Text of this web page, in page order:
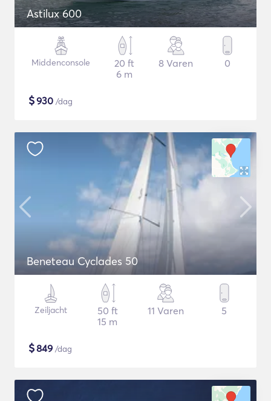
Astilux 600
Middenconsole
20 ft
6 m
8 Varen 0
$930 /dag
Beneteau Cyclades 50
Zeiljacht
50 ft
15 m
11 Varen 5
$849 /dag